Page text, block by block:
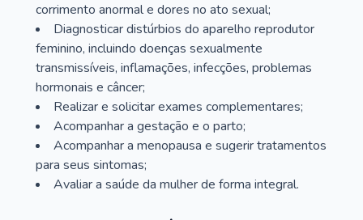
corrimento anormal e dores no ato sexual;
Diagnosticar distúrbios do aparelho reprodutor
feminino, incluindo doenças sexualmente
transmissíveis, inflamações, infecções, problemas
hormonais e câncer;
Realizar e solicitar exames complementares;
Acompanhar a gestação e o parto;
Acompanhar a menopausa e sugerir tratamentos
para seus sintomas;
Avaliar a saúde da mulher de forma integral.